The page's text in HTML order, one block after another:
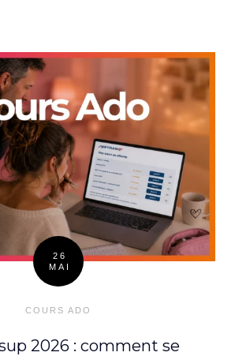
26
MAI
COURS ADO
2026 : comment se